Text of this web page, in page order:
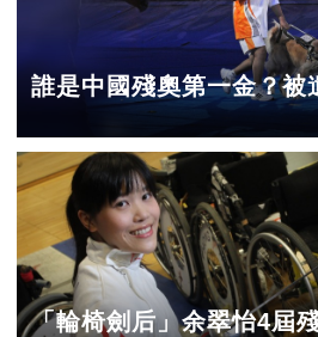
誰是中國殘奧第一金？被
「輪椅劍后」余翠怡4屆